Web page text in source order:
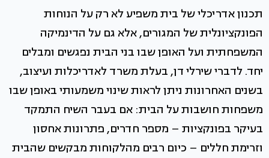
תכנון אדריכלי של בית משפיע לא רק על הנוחות
הפונקציונלית של המגורים, אלא גם על הדינמיקה
המשפחתית ועל האופן שבו בני הבית נפגשים ומבלים
יחד. לדברי שירלי דן, בעלת משרד לאדריכלות ועיצוב,
בשנים האחרונות ניתן לראות שינוי משמעותי באופן שבו
משפחות חושבות על הבית: אם בעבר השיח התמקד
בעיקר בפונקציות – מספר חדרים, פתרונות אחסון
וזרימת חללים – כיום רבים מהלקוחות מבקשים שהבית